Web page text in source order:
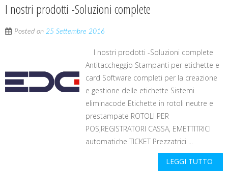
I nostri prodotti -Soluzioni complete
Posted on 25 Settembre 2016
I nostri prodotti -Soluzioni complete
Antitaccheggio Stampanti per etichette e
card Software completi per la creazione
e gestione delle etichette Sistemi
eliminacode Etichette in rotoli neutre e
prestampate ROTOLI PER
POS,REGISTRATORI CASSA, EMETTITRICI
automatiche TICKET Prezzatrici ...
LEGGI TUTTO